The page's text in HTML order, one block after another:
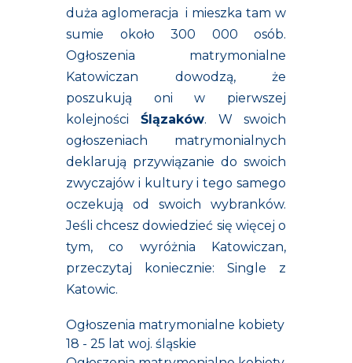
duża aglomeracja i mieszka tam w
sumie około 300 000 osób.
Ogłoszenia matrymonialne
Katowiczan dowodzą, że
poszukują oni w pierwszej
kolejności Ślązaków. W swoich
ogłoszeniach matrymonialnych
deklarują przywiązanie do swoich
zwyczajów i kultury i tego samego
oczekują od swoich wybranków.
Jeśli chcesz dowiedzieć się więcej o
tym, co wyróżnia Katowiczan,
przeczytaj koniecznie: Single z
Katowic.
Ogłoszenia matrymonialne kobiety
18 - 25 lat woj. śląskie